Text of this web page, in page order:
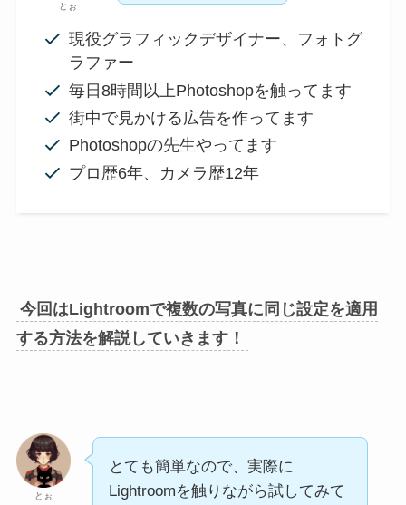
とぉ
現役グラフィックデザイナー、フォトグ
ラファー
毎日8時間以上Photoshopを触ってます
街中で見かける広告を作ってます
Photoshopの先生やってます
プロ歴6年、カメラ歴12年
今回はLightroomで複数の写真に同じ設定を適用
する方法を解説していきます！
とぉ
とても簡単なので、実際に
Lightroomを触りながら試してみて